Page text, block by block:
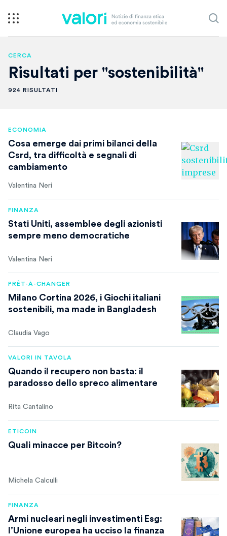
CERCA
Risultati per "sostenibilità"
924 RISULTATI
ECONOMIA
Cosa emerge dai primi bilanci della
Csrd, tra difficoltà e segnali di
cambiamento
Valentina Neri
FINANZA
Stati Uniti, assemblee degli azionisti
sempre meno democratiche
Valentina Neri
PRÊT-À-CHANGER
Milano Cortina 2026, i Giochi italiani
sostenibili, ma made in Bangladesh
Claudia Vago
VALORI IN TAVOLA
Quando il recupero non basta: il
paradosso dello spreco alimentare
Rita Cantalino
ETICOIN
Quali minacce per Bitcoin?
Michela Calculli
FINANZA
Armi nucleari negli investimenti Esg:
l’Unione europea ha ucciso la finanza